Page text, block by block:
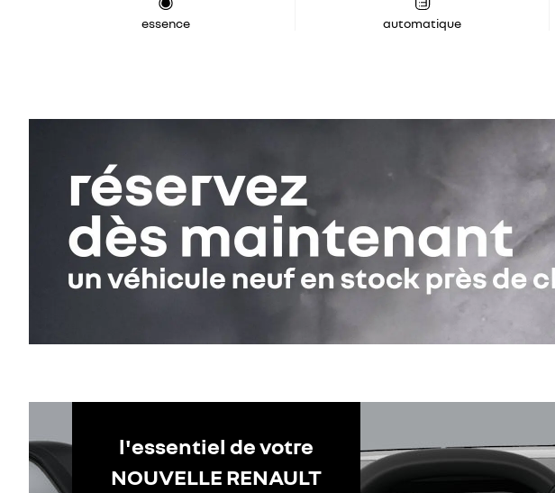
essence automatique
l'essentiel de votre
NOUVELLE RENAULT